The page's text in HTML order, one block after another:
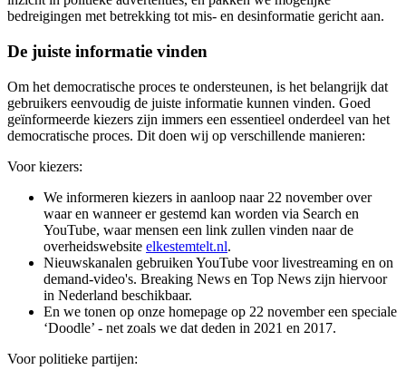
bedreigingen met betrekking tot mis- en desinformatie gericht aan.
De juiste informatie vinden
Om het democratische proces te ondersteunen, is het belangrijk dat
gebruikers eenvoudig de juiste informatie kunnen vinden. Goed
geïnformeerde kiezers zijn immers een essentieel onderdeel van het
democratische proces. Dit doen wij op verschillende manieren:
Voor kiezers:
We informeren kiezers in aanloop naar 22 november over
waar en wanneer er gestemd kan worden via Search en
YouTube, waar mensen een link zullen vinden naar de
overheidswebsite elkestemtelt.nl.
Nieuwskanalen gebruiken YouTube voor livestreaming en on
demand-video's. Breaking News en Top News zijn hiervoor
in Nederland beschikbaar.
En we tonen op onze homepage op 22 november een speciale
‘Doodle’ - net zoals we dat deden in 2021 en 2017.
Voor politieke partijen: